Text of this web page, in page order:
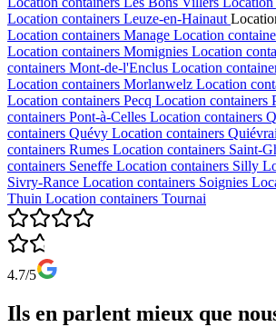
Location containers Leuze-en-Hainaut
Location containers Manage Location
Location containers Momignies Location
containers Mont-de-l'Enclus Location
Location containers Morlanwelz Location
Location containers Pecq Location containers
containers Pont-à-Celles Location containers
containers Quévy Location containers
containers Rumes Location containers Saint-
containers Seneffe Location containers Silly
Sivry-Rance Location containers Soignies
Thuin Location containers Tournai
4.7/5
Ils en parlent mieux que